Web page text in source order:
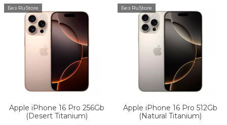
Без RuStore
Apple iPhone 16 Pro 256Gb
(Desert Titanium)
Без RuStore
Apple iPhone 16 Pro 512Gb
(Natural Titanium)